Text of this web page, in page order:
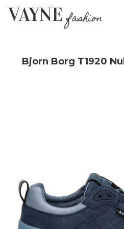
Bjorn Borg T1920